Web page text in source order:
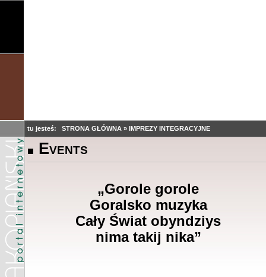
tu jesteś: STRONA GŁÓWNA » IMPREZY INTEGRACYJNE
Events
„Gorole gorole
Goralsko muzyka
Cały Świat obyndziys
nima takij nika”